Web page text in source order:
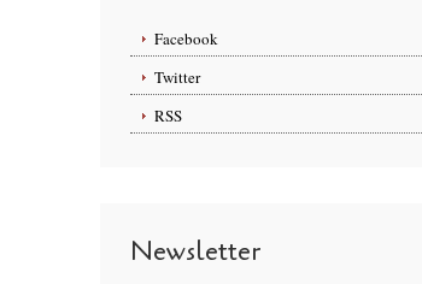
Facebook
Twitter
RSS
Newsletter